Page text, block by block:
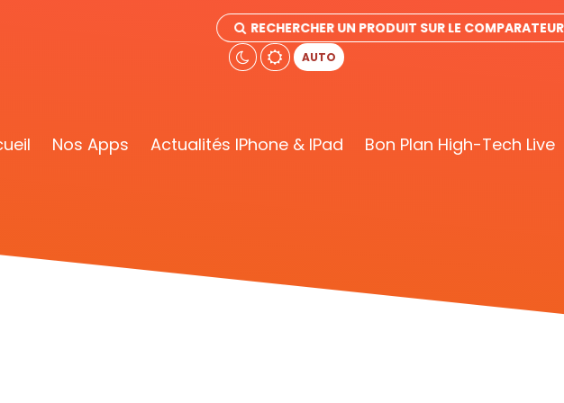
RECHERCHER UN PRODUIT SUR LE COMPARATEUR
AUTO
Nos Apps Actualités IPhone & IPad Bon Plan High-Tech Live